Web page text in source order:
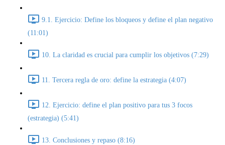
9.1. Ejercicio: Define los bloqueos y define el plan negativo
(11:01)
10. La claridad es crucial para cumplir los objetivos (7:29)
11. Tercera regla de oro: define la estrategia (4:07)
12. Ejercicio: define el plan positivo para tus 3 focos
(estrategia) (5:41)
13. Conclusiones y repaso (8:16)